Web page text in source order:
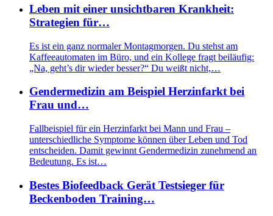
Leben mit einer unsichtbaren Krankheit:
Strategien für…
Es ist ein ganz normaler Montagmorgen. Du stehst am
Kaffeeautomaten im Büro, und ein Kollege fragt beiläufig:
„Na, geht’s dir wieder besser?“ Du weißt nicht,…
Gendermedizin am Beispiel Herzinfarkt bei
Frau und…
Fallbeispiel für ein Herzinfarkt bei Mann und Frau –
unterschiedliche Symptome können über Leben und Tod
entscheiden. Damit gewinnt Gendermedizin zunehmend an
Bedeutung. Es ist…
Bestes Biofeedback Gerät Testsieger für
Beckenboden Training…